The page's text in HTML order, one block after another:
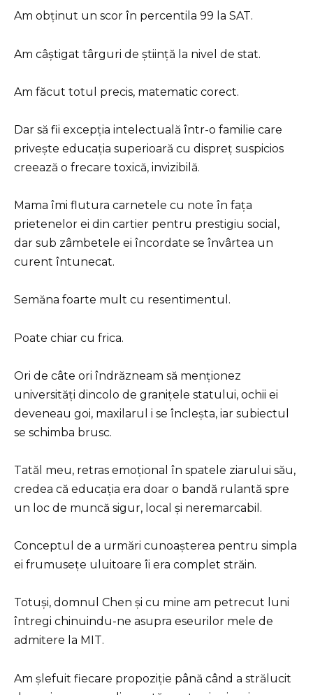
Am obținut un scor în percentila 99 la SAT.
Am câștigat târguri de știință la nivel de stat.
Am făcut totul precis, matematic corect.
Dar să fii excepția intelectuală într-o familie care
privește educația superioară cu dispreț suspicios
creează o frecare toxică, invizibilă.
Mama îmi flutura carnetele cu note în fața
prietenelor ei din cartier pentru prestigiu social,
dar sub zâmbetele ei încordate se învârtea un
curent întunecat.
Semăna foarte mult cu resentimentul.
Poate chiar cu frica.
Ori de câte ori îndrăzneam să menționez
universități dincolo de granițele statului, ochii ei
deveneau goi, maxilarul i se încleșta, iar subiectul
se schimba brusc.
Tatăl meu, retras emoțional în spatele ziarului său,
credea că educația era doar o bandă rulantă spre
un loc de muncă sigur, local și neremarcabil.
Conceptul de a urmări cunoașterea pentru simpla
ei frumusețe uluitoare îi era complet străin.
Totuși, domnul Chen și cu mine am petrecut luni
întregi chinuindu-ne asupra eseurilor mele de
admitere la MIT.
Am șlefuit fiecare propoziție până când a strălucit